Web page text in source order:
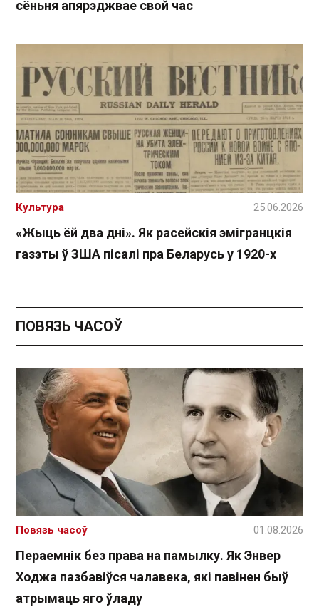
сёньня апярэджвае свой час
«Жыць ёй два дні». Як расейскія эмігранцкія
газэты ў ЗША пісалі пра Беларусь у 1920-х
Культура 25.06.2026
ПОВЯЗЬ ЧАСОЎ
Пераемнік без права на памылку. Як Энвер
Ходжа пазбавіўся чалавека, які павінен быў
атрымаць яго ўладу
Повязь часоў 01.08.2026